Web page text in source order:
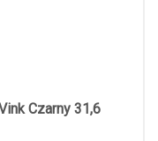
Czarny 31,6